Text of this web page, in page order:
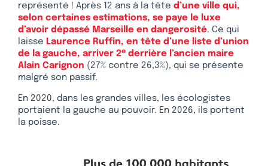
représenté ! Après 12 ans à la tête d’une ville qui,
selon certaines estimations, se paye le luxe
d’avoir dépassé Marseille en dangerosité. Ce qui
laisse Laurence Ruffin, en tête d’une liste d’union
de la gauche, arriver 2e derrière l’ancien maire
Alain Carignon (27% contre 26,3%), qui se présente
malgré son passif.
En 2020, dans les grandes villes, les écologistes
portaient la gauche au pouvoir. En 2026, ils portent
la poisse.